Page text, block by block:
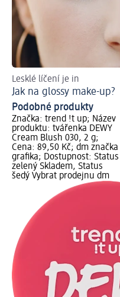
Lesklé líčení je in
Jak na glossy make-up?
Podobné produkty
Značka: trend !t up; Název
produktu: tvářenka DEWY
Cream Blush 030, 2 g;
Cena: 89,50 Kč; dm značka
grafika; Dostupnost: Status
zelený Skladem, Status
šedý Vybrat prodejnu dm